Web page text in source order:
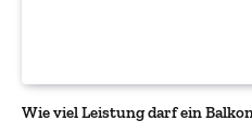
Wie viel Leistung darf ein